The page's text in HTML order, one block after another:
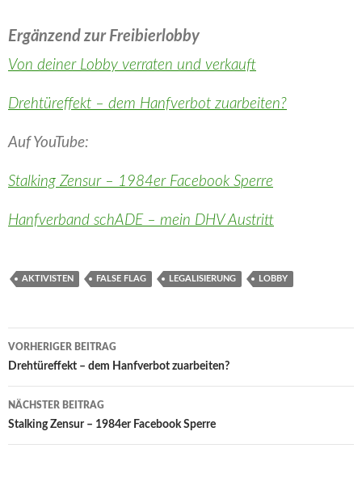
Ergänzend zur Freibierlobby
Von deiner Lobby verraten und verkauft
Drehtüreffekt – dem Hanfverbot zuarbeiten?
Auf YouTube:
Stalking Zensur – 1984er Facebook Sperre
Hanfverband schADE – mein DHV Austritt
AKTIVISTEN FALSE FLAG LEGALISIERUNG LOBBY
Beitragsnavigation
VORHERIGER BEITRAG
Drehtüreffekt – dem Hanfverbot zuarbeiten?
NÄCHSTER BEITRAG
Stalking Zensur – 1984er Facebook Sperre